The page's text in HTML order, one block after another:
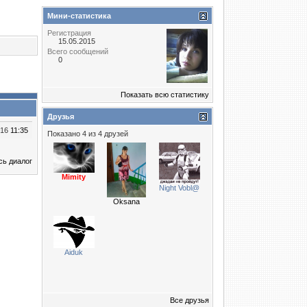
11:35
диалог
Мини-статистика
Регистрация
15.05.2015
Всего сообщений
0
Показать всю статистику
Друзья
Показано 4 из 4 друзей
Mimity
Oksana
Night Vobl@
Aiduk
Все друзья